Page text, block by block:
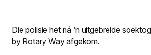
Die polisie het ná ’n uitgebreide
by Rotary Way afgekom.